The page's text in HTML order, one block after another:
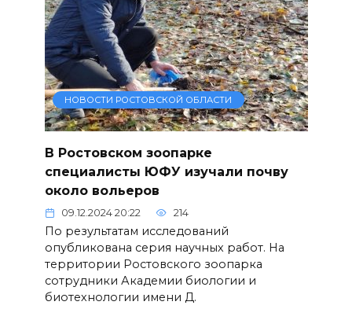
НОВОСТИ РОСТОВСКОЙ ОБЛАСТИ
В Ростовском зоопарке
специалисты ЮФУ изучали почву
около вольеров
09.12.2024 20:22 214
По результатам исследований
опубликована серия научных работ. На
территории Ростовского зоопарка
сотрудники Академии биологии и
биотехнологии имени Д.